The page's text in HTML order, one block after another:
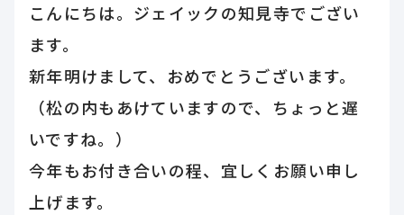
こんにちは。ジェイックの知見寺でござい
ます。
新年明けまして、おめでとうございます。
（松の内もあけていますので、ちょっと遅
いですね。）
今年もお付き合いの程、宜しくお願い申し
上げます。